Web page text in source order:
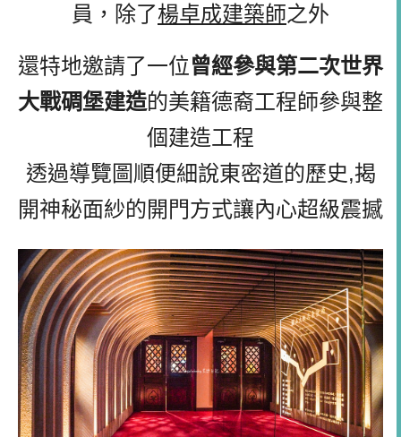
員，除了楊卓成建築師之外
還特地邀請了一位曾經參與第二次世界
大戰碉堡建造的美籍德裔工程師參與整
個建造工程
透過導覽圖順便細說東密道的歷史,揭
開神秘面紗的開門方式讓內心超級震撼